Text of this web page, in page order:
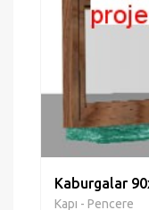
Kaburgalar
Kapı - Pencere